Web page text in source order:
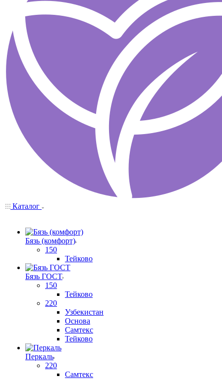
Каталог
Бязь (комфорт)
150
Тейково
Бязь ГОСТ
150
Тейково
220
Узбекистан
Основа
Самтекс
Тейково
Перкаль
220
Самтекс